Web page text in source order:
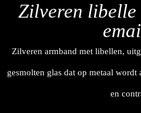
Zilveren libelle
Zilveren armband met libellen,
gesmolten glas dat op metaal
en